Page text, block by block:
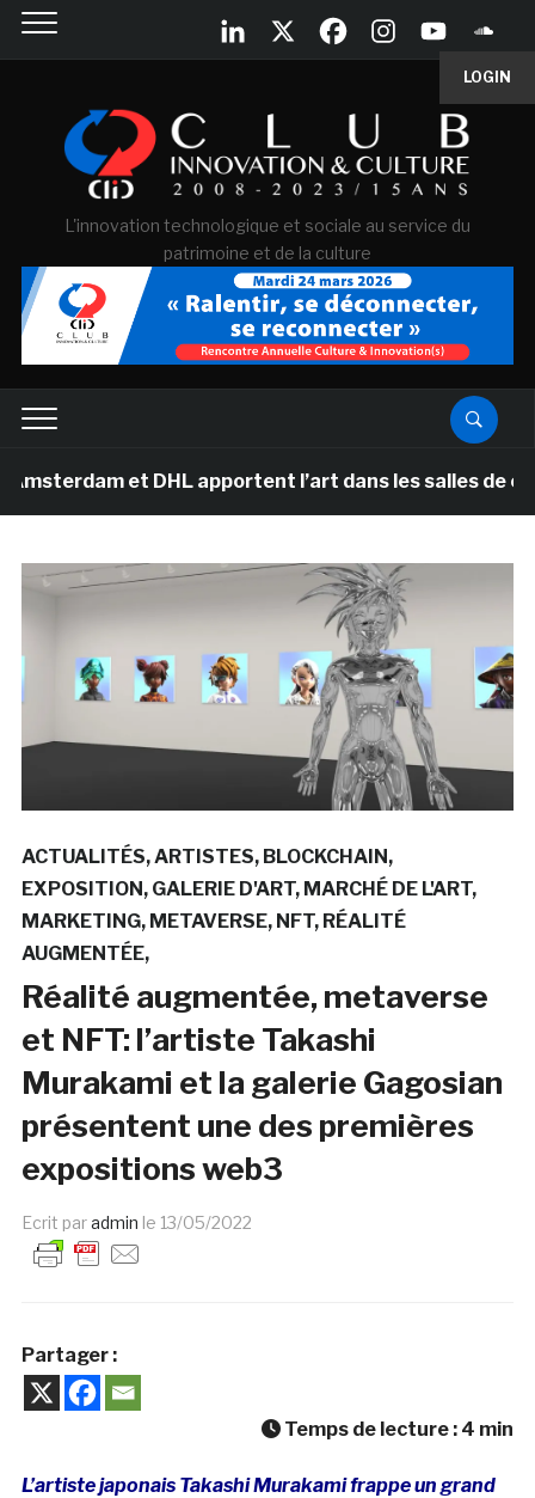
LOGIN
L'innovation technologique et sociale au service du
patrimoine et de la culture
et DHL apportent l’art dans les salles de classe
ACTUALITÉS ARTISTES BLOCKCHAIN
EXPOSITION GALERIE D'ART MARCHÉ DE L'ART
MARKETING METAVERSE NFT RÉALITÉ
AUGMENTÉE
Réalité augmentée, metaverse
et NFT: l’artiste Takashi
Murakami et la galerie Gagosian
présentent une des premières
expositions web3
Ecrit paradmin le 13/05/2022
Partager :
Temps de lecture : 4 min
L’artiste japonais Takashi Murakami frappe un grand